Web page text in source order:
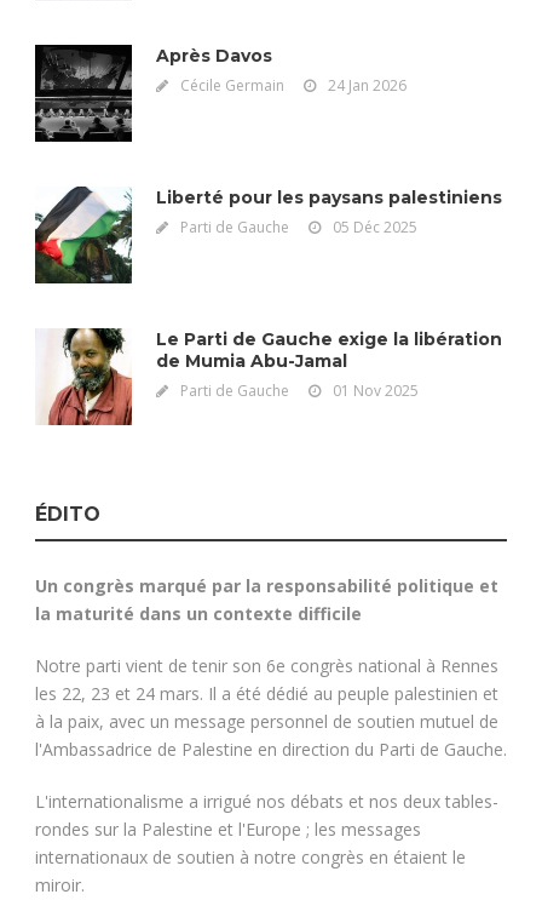
Après Davos
Cécile Germain 24 Jan 2026
Liberté pour les paysans palestiniens
Parti de Gauche 05 Déc 2025
Le Parti de Gauche exige la libération
de Mumia Abu-Jamal
Parti de Gauche 01 Nov 2025
ÉDITO
Un congrès marqué par la responsabilité politique et
la maturité dans un contexte difficile
Notre parti vient de tenir son 6e congrès national à Rennes
les 22, 23 et 24 mars. Il a été dédié au peuple palestinien et
à la paix, avec un message personnel de soutien mutuel de
l'Ambassadrice de Palestine en direction du Parti de Gauche.
L'internationalisme a irrigué nos débats et nos deux tables-
rondes sur la Palestine et l'Europe ; les messages
internationaux de soutien à notre congrès en étaient le
miroir.